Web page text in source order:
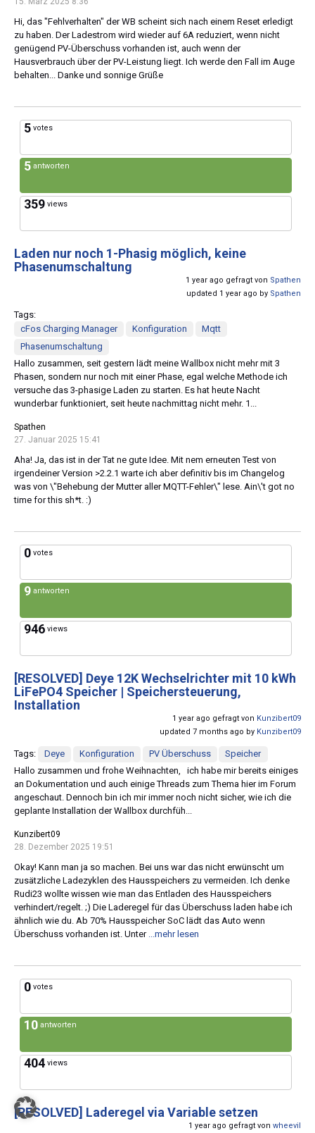
Hi, das "Fehlverhalten" der WB scheint sich nach einem Reset erledigt
zu haben. Der Ladestrom wird wieder auf 6A reduziert, wenn nicht
genügend PV-Überschuss vorhanden ist, auch wenn der
Hausverbrauch über der PV-Leistung liegt. Ich werde den Fall im Auge
behalten... Danke und sonnige Grüße
5 votes
5 antworten
359 views
Laden nur noch 1-Phasig möglich, keine
Phasenumschaltung
1 year ago gefragt von Spathen
updated 1 year ago by Spathen
Tags:
cFos Charging Manager
Konfiguration
Mqtt
Phasenumschaltung
Hallo zusammen, seit gestern lädt meine Wallbox nicht mehr mit 3
Phasen, sondern nur noch mit einer Phase, egal welche Methode ich
versuche das 3-phasige Laden zu starten. Es hat heute Nacht
wunderbar funktioniert, seit heute nachmittag nicht mehr. 1...
Spathen
27. Januar 2025 15:41
Aha! Ja, das ist in der Tat ne gute Idee. Mit nem erneuten Test von
irgendeiner Version >2.2.1 warte ich aber definitiv bis im Changelog
was von \"Behebung der Mutter aller MQTT-Fehler\" lese. Ain\'t got no
time for this sh*t. :)
0 votes
9 antworten
946 views
[RESOLVED] Deye 12K Wechselrichter mit 10 kWh
LiFePO4 Speicher | Speichersteuerung,
Installation
1 year ago gefragt von Kunzibert09
updated 7 months ago by Kunzibert09
Tags: Deye Konfiguration PV Überschuss
Speicher
Hallo zusammen und frohe Weihnachten, ich habe mir bereits einiges
an Dokumentation und auch einige Threads zum Thema hier im Forum
angeschaut. Dennoch bin ich mir immer noch nicht sicher, wie ich die
geplante Installation der Wallbox durchfüh...
Kunzibert09
28. Dezember 2025 19:51
Okay! Kann man ja so machen. Bei uns war das nicht erwünscht um
zusätzliche Ladezyklen des Hausspeichers zu vermeiden. Ich denke
Rudi23 wollte wissen wie man das Entladen des Hausspeichers
verhindert/regelt. ;) Die Laderegel für das Überschuss laden habe ich
ähnlich wie du. Ab 70% Hausspeicher SoC lädt das Auto wenn
Überschuss vorhanden ist. Unter ...mehr lesen
0 votes
10 antworten
404 views
[RESOLVED] Laderegel via Variable setzen
1 year ago gefragt von wheevil